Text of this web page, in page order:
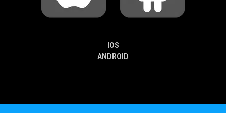
IOS
ANDROID